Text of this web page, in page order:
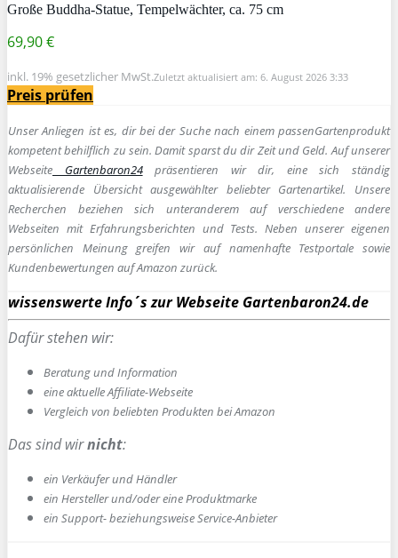
Große Buddha-Statue, Tempelwächter, ca. 75 cm
69,90 €
inkl. 19% gesetzlicher MwSt.Zuletzt aktualisiert am: 6. August 2026 3:33
Preis prüfen
Unser Anliegen ist es, dir bei der Suche nach einem passenGartenprodukt
kompetent behilflich zu sein.Damit sparst du dir Zeit und Geld. Auf unserer
Webseite Gartenbaron24präsentieren wir dir, eine sich ständig
aktualisierende Übersicht ausgewählter beliebter Gartenartikel. Unsere
Recherchen beziehen sich unteranderem auf verschiedene andere
Webseiten mit Erfahrungsberichten und Tests. Neben unserer eigenen
persönlichen Meinung greifen wir auf namenhafte Testportale sowie
Kundenbewertungen auf Amazon zurück.
wissenswerte Info´s zur Webseite Gartenbaron24.de
Dafür stehen wir:
Beratung und Information
eine aktuelle Affiliate-Webseite
Vergleich von beliebten Produkten bei Amazon
Das sind wirnicht:
ein Verkäufer und Händler
ein Hersteller und/oder eine Produktmarke
ein Support- beziehungsweise Service-Anbieter